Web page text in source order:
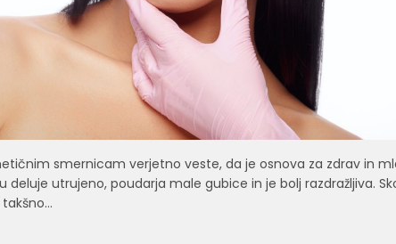
smernicam verjetno veste, da je osnova za zdrav in
deluje utrujeno, poudarja male gubice in je bolj razdražljiva.